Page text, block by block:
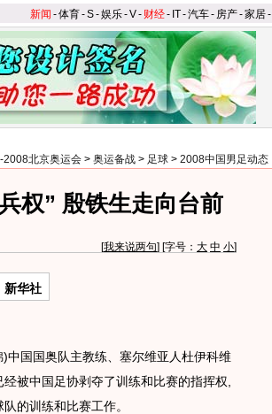
新闻 -体育-S-娱乐-V- 财经- IT-汽车- 房产-家居-
2008北京奥运会 > 奥运备战 > 足球 > 2008中国男足动态
权” 殷铁生走向台前
[我来说两句] [字号： 大 中 小]
新华社
国国奥队主教练、塞尔维亚人杜伊科维
被中国足协剥夺了训练和比赛的指挥权,
的训练和比赛工作。